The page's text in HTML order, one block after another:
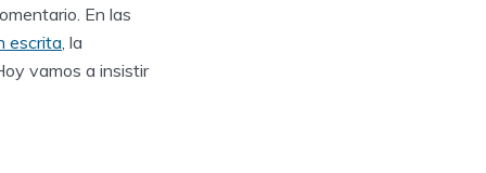
En las
escrita, la
vamos a insistir